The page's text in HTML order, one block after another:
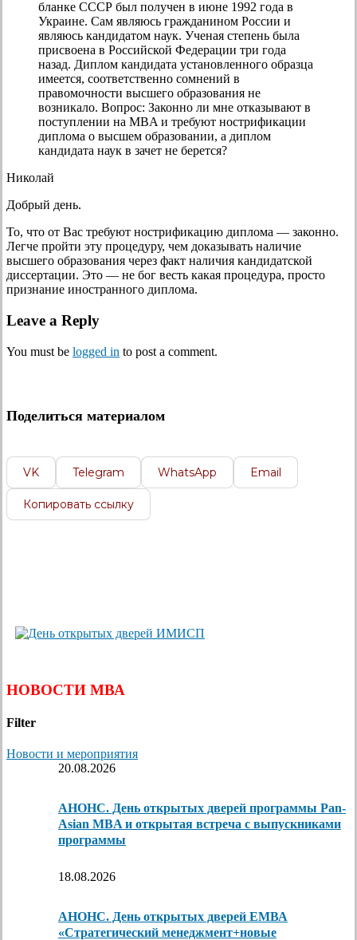
бланке СССР был получен в июне 1992 года в
Украине. Сам являюсь гражданином России и
являюсь кандидатом наук. Ученая степень была
присвоена в Российской Федерации три года
назад. Диплом кандидата установленного образца
имеется, соответственно сомнений в
правомочности высшего образования не
возникало. Вопрос: Законно ли мне отказывают в
поступлении на MBA и требуют нострификации
диплома о высшем образовании, а диплом
кандидата наук в зачет не берется?
Николай
Добрый день.
То, что от Вас требуют нострификацию диплома — законно.
Легче пройти эту процедуру, чем доказывать наличие
высшего образования через факт наличия кандидатской
диссертации. Это — не бог весть какая процедура, просто
признание иностранного диплома.
Leave a Reply
You must be logged in to post a comment.
Поделиться материалом
VK Telegram WhatsApp Email
Копировать ссылку
НОВОСТИ МВА
Filter
Новости и мероприятия
20.08.2026
АНОНС. День открытых дверей программы Pan-
Asian MBA и открытая встреча с выпускниками
программы
18.08.2026
АНОНС. День открытых дверей ЕМВА
«Стратегический менеджмент+новые